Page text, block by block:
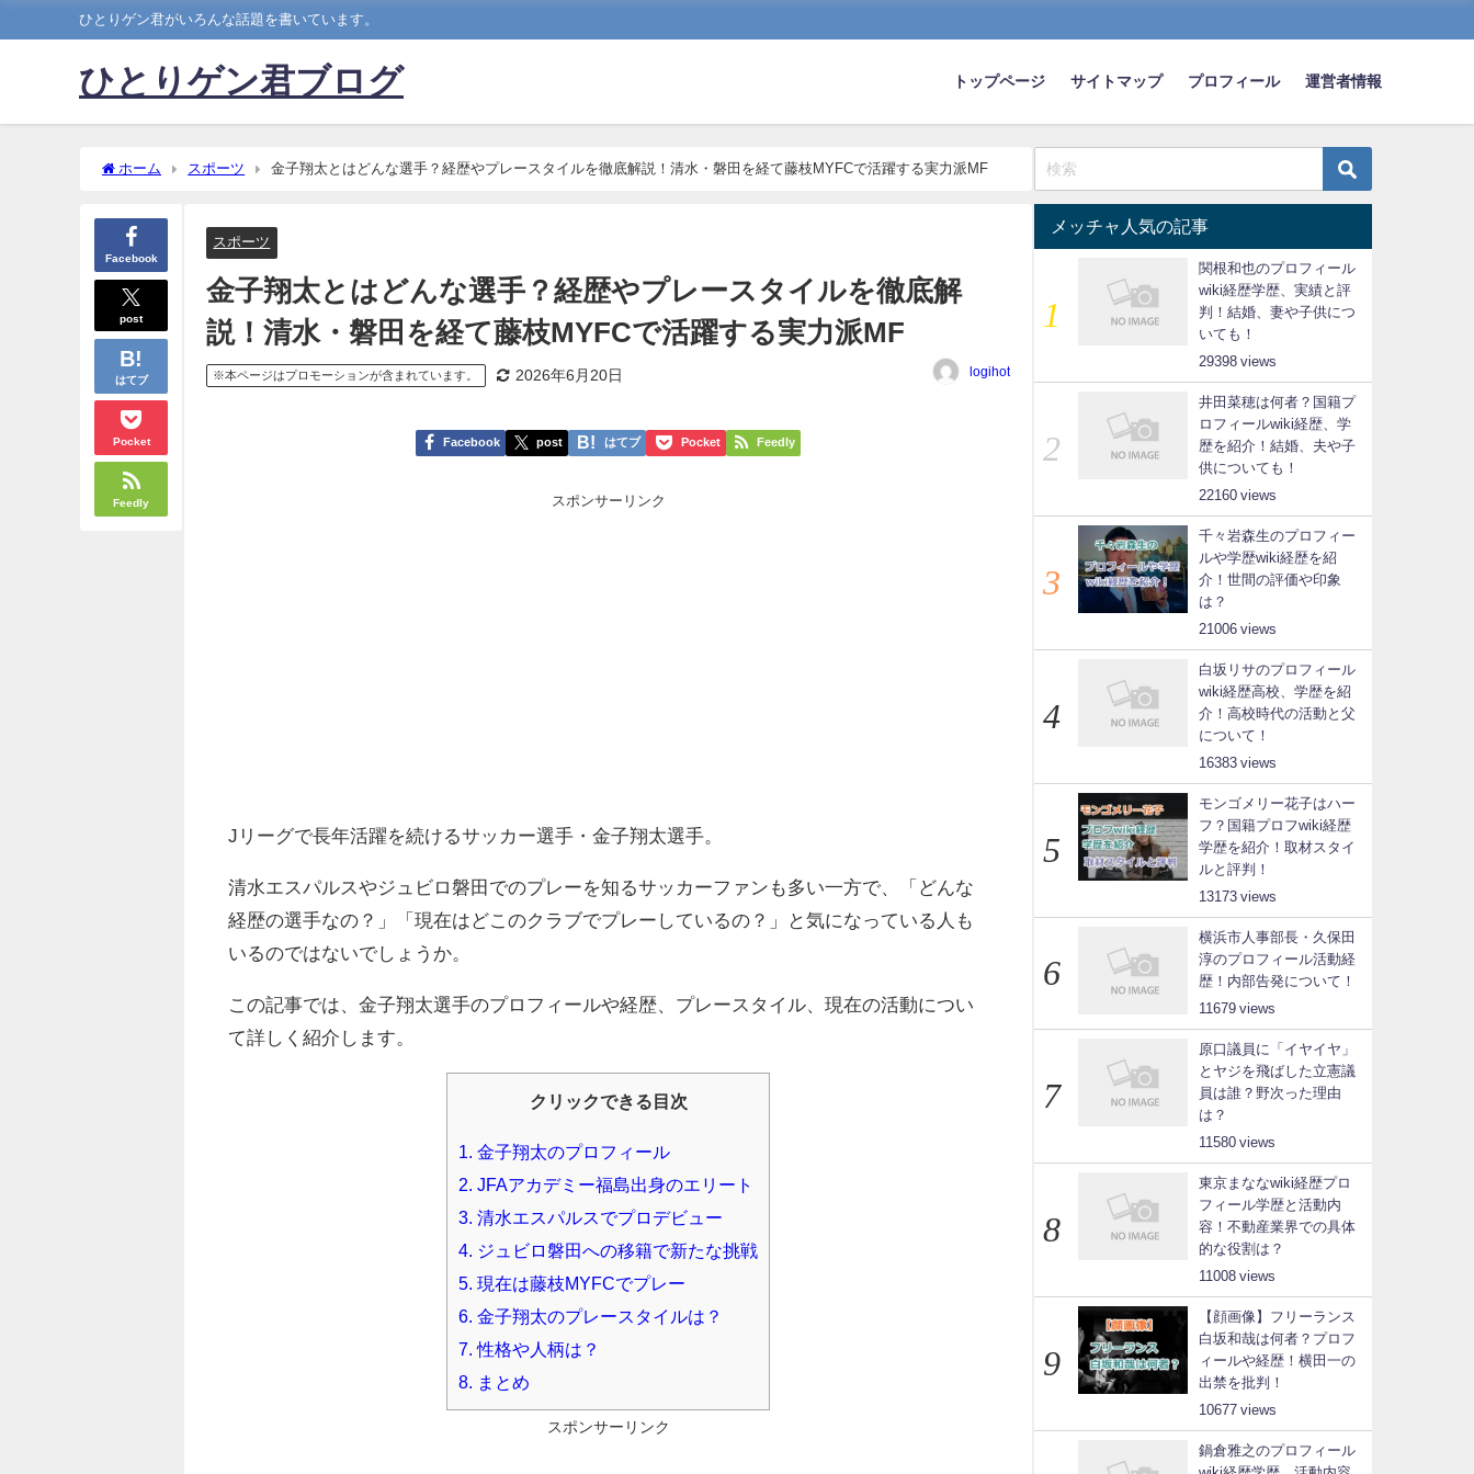
ひとりゲン君がいろんな話題を書いています。
ひとりゲン君ブログ トップページ サイトマップ プロフィール 運営者情報
ホーム スポーツ 金子翔太とはどんな選手？経歴やプレースタイルを徹底解説！清水・磐田を経て藤枝MYFCで活躍する実力派MF
Facebook
post
はてブ
Pocket
Feedly
スポーツ
金子翔太とはどんな選手？経歴やプレースタイルを徹底解
説！清水・磐田を経て藤枝MYFCで活躍する実力派MF
※本ページはプロモーションが含まれています。 2026年6月20日 logihot
Facebook post はてブ Pocket Feedly
スポンサーリンク
Jリーグで長年活躍を続けるサッカー選手・金子翔太選手。
清水エスパルスやジュビロ磐田でのプレーを知るサッカーファンも多い一方で、「どんな
経歴の選手なの？」「現在はどこのクラブでプレーしているの？」と気になっている人も
いるのではないでしょうか。
この記事では、金子翔太選手のプロフィールや経歴、プレースタイル、現在の活動につい
て詳しく紹介します。
クリックできる目次
1.
金子翔太のプロフィール
2. JFAアカデミー福島出身のエリート
3. 清水エスパルスでプロデビュー
4.
ジュビロ磐田への移籍で新たな挑戦
5. 現在は藤枝MYFCでプレー
6. 金子翔太のプレースタイルは？
7. 性格や人柄は？
8.
まとめ
スポンサーリンク
メッチャ人気の記事
関根和也のプロフィール
wiki経歴学歴、実績と評
判！結婚、妻や子供につ
いても！
29398
井田菜穂は何者？国籍プ
ロフィールwiki経歴、学
歴を紹介！結婚、夫や子
供についても！
22160
千々岩森生のプロフィー
ルや学歴wiki経歴を紹
介！世間の評価や印象
は？
21006
白坂リサのプロフィール
wiki経歴高校、学歴を紹
介！高校時代の活動と父
について！
16383
モンゴメリー花子はハー
フ？国籍プロフwiki経歴
学歴を紹介！取材スタイ
ルと評判！
13173
横浜市人事部長・久保田
淳のプロフィール活動経
歴！内部告発について！
11679
原口議員に「イヤイヤ」
とヤジを飛ばした立憲議
員は誰？野次った理由
は？
11580
東京まななwiki経歴プロ
フィール学歴と活動内
容！不動産業界での具体
的な役割は？
11008
【顔画像】フリーランス
白坂和哉は何者？プロフ
ィールや経歴！横田一の
出禁を批判！
10677
鍋倉雅之のプロフィール